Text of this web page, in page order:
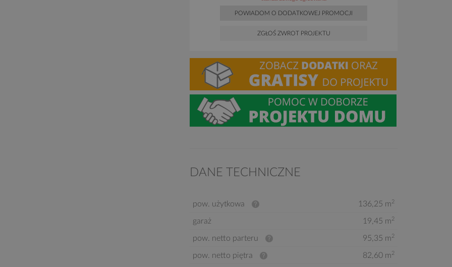
POWIADOM O DODATKOWEJ PROMOCJI
ZGŁOŚ ZWROT PROJEKTU
DANE TECHNICZNE
pow. użytkowa 136,25 m2
garaż 19,45 m2
pow. netto parteru 95,35 m2
pow. netto piętra 82,60 m2